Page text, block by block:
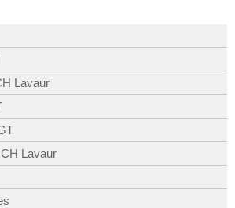
Lavaur
Lavaur